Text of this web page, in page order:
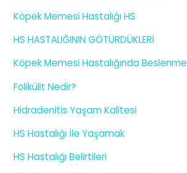
Köpek Memesi Hastalığı HS
HS HASTALIĞININ GÖTÜRDÜKLERİ
Köpek Memesi Hastalığında Beslenme
Folikülit Nedir?
Hidradenitis Yaşam Kalitesi
HS Hastalığı İle Yaşamak
HS Hastalığı Belirtileri